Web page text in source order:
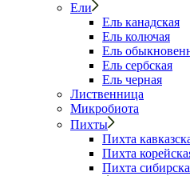
Ели
Ель канадская
Ель колючая
Ель
Ель сербская
Ель черная
Лиственница
Микробиота
Пихты
Пихта
Пихта
Пихта